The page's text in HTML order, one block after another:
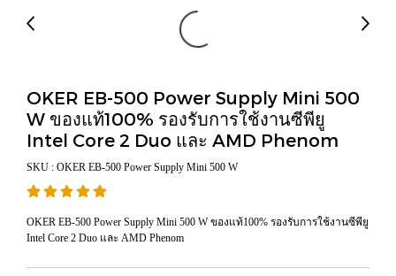
OKER EB-500 Power Supply Mini 500
W ของแท้100% รองรับการใช้งานซีพียู
Intel Core 2 Duo และ AMD Phenom
SKU : OKER EB-500 Power Supply Mini 500 W
OKER EB-500 Power Supply Mini 500 W ของแท้100% รองรับการใช้งานซีพียู
Intel Core 2 Duo และ AMD Phenom